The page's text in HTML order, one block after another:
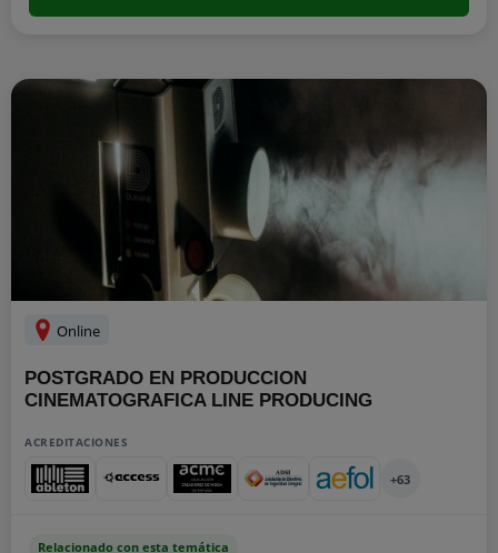
Online
POSTGRADO EN PRODUCCION
CINEMATOGRAFICA LINE PRODUCING
ACREDITACIONES
+63
Relacionado con esta temática